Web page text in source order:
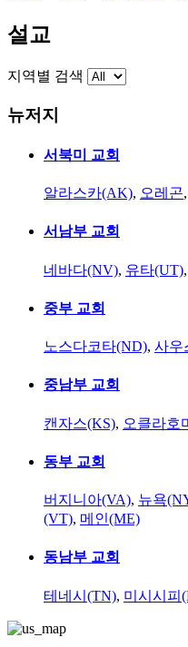
설교
지역별 검색
뉴저지
서북미 교회
알라스카(AK), 오레곤,
서남부 교회
네바다(NV), 유타(UT),
중부 교회
노스다코타(ND), 사우
중남부 교회
캔자스(KS), 오클라호
동부 교회
버지니아(VA), 뉴욕
(VT), 메인(ME)
동남부 교회
테네시(TN), 미시시피